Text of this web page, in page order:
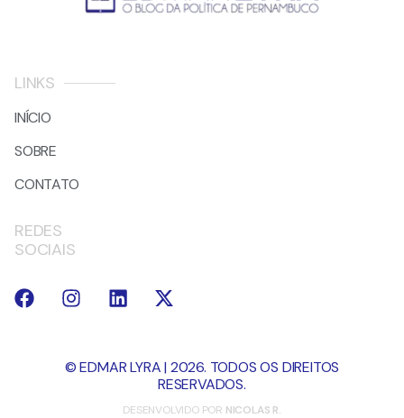
LINKS
INÍCIO
SOBRE
CONTATO
REDES
SOCIAIS
© EDMAR LYRA | 2026. TODOS OS DIREITOS
RESERVADOS.
DESENVOLVIDO POR NICOLAS R.